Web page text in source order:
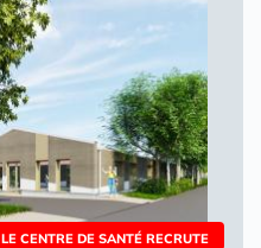
LE CENTRE DE SANTÉ RECRUTE